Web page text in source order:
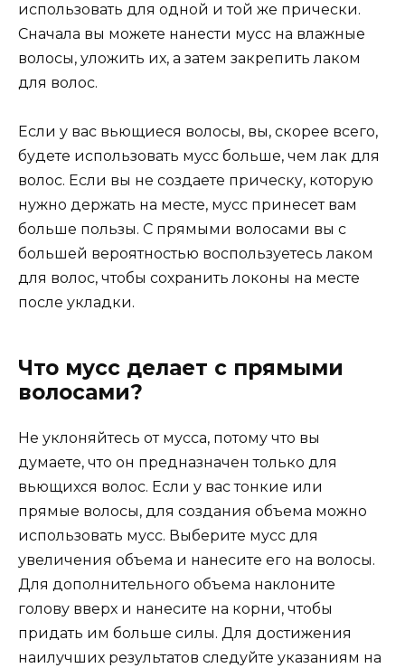
использовать для одной и той же прически.
Сначала вы можете нанести мусс на влажные
волосы, уложить их, а затем закрепить лаком
для волос.
Если у вас вьющиеся волосы, вы, скорее всего,
будете использовать мусс больше, чем лак для
волос. Если вы не создаете прическу, которую
нужно держать на месте, мусс принесет вам
больше пользы. С прямыми волосами вы с
большей вероятностью воспользуетесь лаком
для волос, чтобы сохранить локоны на месте
после укладки.
Что мусс делает с прямыми
волосами?
Не уклоняйтесь от мусса, потому что вы
думаете, что он предназначен только для
вьющихся волос. Если у вас тонкие или
прямые волосы, для создания объема можно
использовать мусс. Выберите мусс для
увеличения объема и нанесите его на волосы.
Для дополнительного объема наклоните
голову вверх и нанесите на корни, чтобы
придать им больше силы. Для достижения
наилучших результатов следуйте указаниям на